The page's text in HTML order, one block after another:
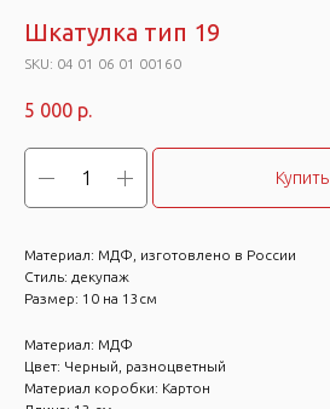
Шкатулка тип 19
SKU: 04 01 06 01 00160
5 000 р.
Купить
Материал: МДФ, изготовлено в России
Стиль: декупаж
Размер: 10 на 13см
Материал: МДФ
Цвет: Черный, разноцветный
Материал коробки: Картон